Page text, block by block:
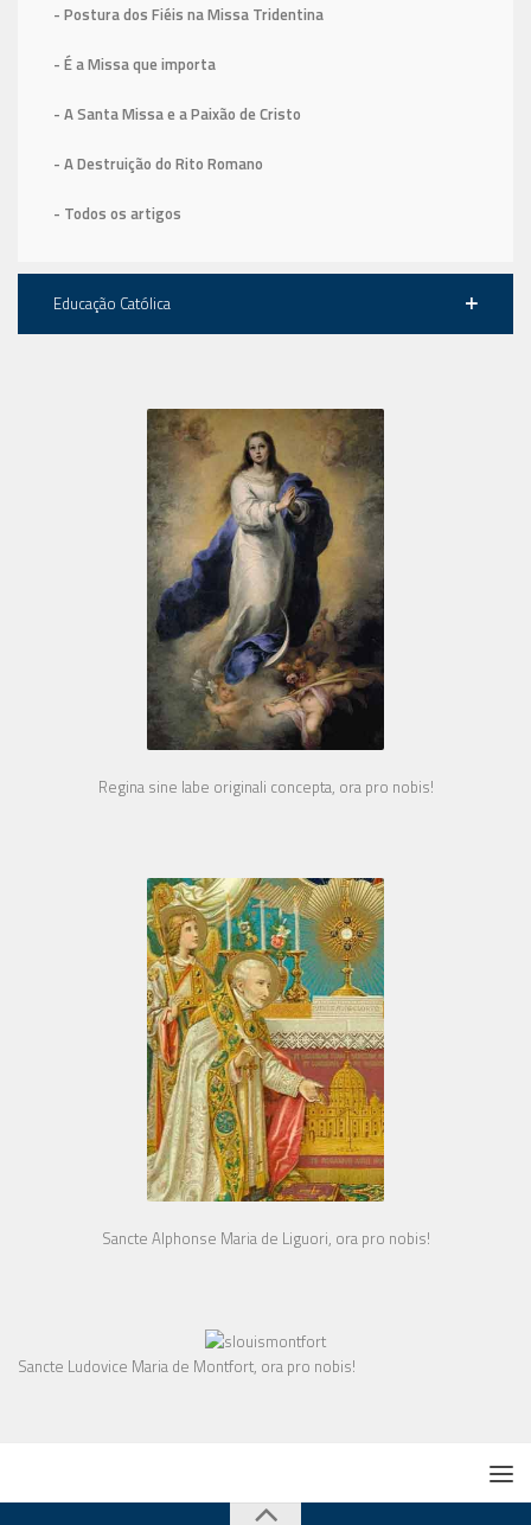
- Postura dos Fiéis na Missa Tridentina
- É a Missa que importa
- A Santa Missa e a Paixão de Cristo
- A Destruição do Rito Romano
- Todos os artigos
Educação Católica
Regina sine labe originali concepta, ora pro nobis!
Sancte Alphonse Maria de Liguori, ora pro nobis!
Sancte Ludovice Maria de Montfort, ora pro nobis!